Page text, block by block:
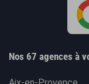
Nos 67 agences à